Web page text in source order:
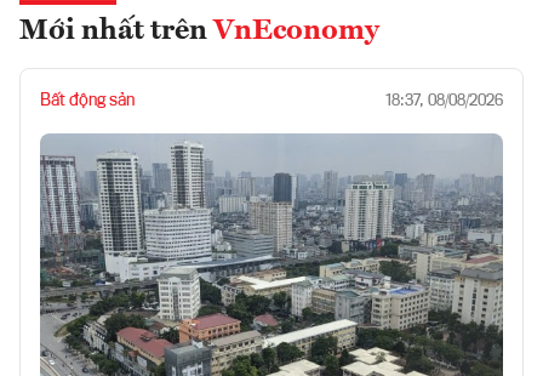
Mới nhất trên VnEconomy
Bất động sản 18:37, 08/08/2026